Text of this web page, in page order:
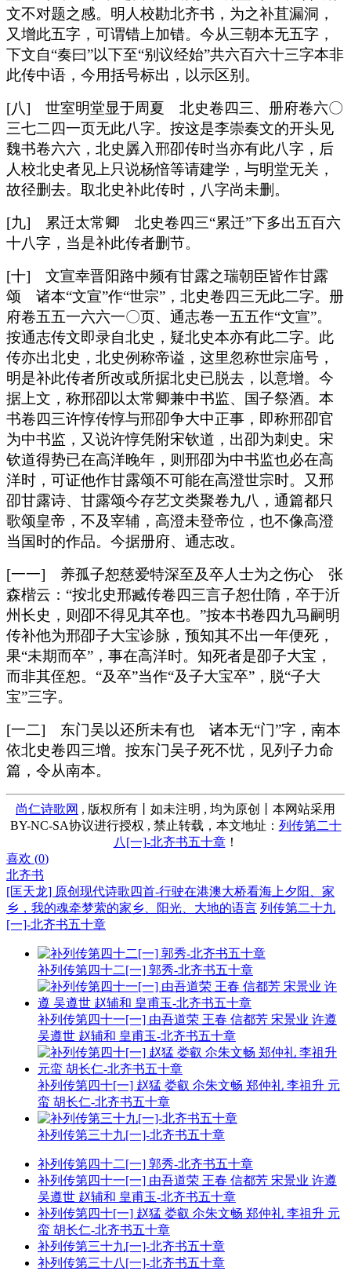
文不对题之感。明人校勘北齐书，为之补苴漏洞，
又增此五字，可谓错上加错。今从三朝本无五字，
下文自“奏曰”以下至“别议经始”共六百六十三字本非
此传中语，今用括号标出，以示区别。
[八] 世室明堂显于周夏 北史卷四三、册府卷六〇
三七二四一页无此八字。按这是李崇奏文的开头见
魏书卷六六，北史羼入邢卲传时当亦有此八字，后
人校北史者见上只说杨愔等请建学，与明堂无关，
故径删去。取北史补此传时，八字尚未删。
[九] 累迁太常卿 北史卷四三“累迁”下多出五百六
十八字，当是补此传者删节。
[十] 文宣幸晋阳路中频有甘露之瑞朝臣皆作甘露
颂 诸本“文宣”作“世宗”，北史卷四三无此二字。册
府卷五五一六六一〇页、通志卷一五五作“文宣”。
按通志传文即录自北史，疑北史本亦有此二字。此
传亦出北史，北史例称帝谥，这里忽称世宗庙号，
明是补此传者所改或所据北史已脱去，以意增。今
据上文，称邢卲以太常卿兼中书监、国子祭酒。本
书卷四三许惇传惇与邢卲争大中正事，即称邢卲官
为中书监，又说许惇凭附宋钦道，出卲为刺史。宋
钦道得势已在高洋晚年，则邢卲为中书监也必在高
洋时，可证他作甘露颂不可能在高澄世宗时。又邢
卲甘露诗、甘露颂今存艺文类聚卷九八，通篇都只
歌颂皇帝，不及宰辅，高澄未登帝位，也不像高澄
当国时的作品。今据册府、通志改。
[一一] 养孤子恕慈爱特深至及卒人士为之伤心 张
森楷云：“按北史邢臧传卷四三言子恕仕隋，卒于沂
州长史，则卲不得见其卒也。”按本书卷四九马嗣明
传补他为邢卲子大宝诊脉，预知其不出一年便死，
果“未期而卒”，事在高洋时。知死者是卲子大宝，
而非其侄恕。“及卒”当作“及子大宝卒”，脱“子大
宝”三字。
[一二] 东门吴以还所未有也 诸本无“门”字，南本
依北史卷四三增。按东门吴子死不忧，见列子力命
篇，令从南本。
尚仁诗歌网 , 版权所有丨如未注明 , 均为原创丨本网站采用
BY-NC-SA协议进行授权 , 禁止转载，本文地址： 列传第二十
八[一]-北齐书五十章！
喜欢 (0)
北齐书
[匡天龙] 原创现代诗歌四首-行驶在港澳大桥看海上夕阳、家
乡，我的魂牵梦萦的家乡、阳光、大地的语言 列传第二十九
[一]-北齐书五十章
补列传第四十二[一] 郭秀-北齐书五十章
补列传第四十一[一] 由吾道荣 王春 信都芳 宋景业 许遵
吴遵世 赵辅和 皇甫玉-北齐书五十章
补列传第四十[一] 赵猛 娄叡 尒朱文畅 郑仲礼 李祖升 元
蛮 胡长仁-北齐书五十章
补列传第三十九[一]-北齐书五十章
补列传第四十二[一] 郭秀-北齐书五十章
补列传第四十一[一] 由吾道荣 王春 信都芳 宋景业 许遵
吴遵世 赵辅和 皇甫玉-北齐书五十章
补列传第四十[一] 赵猛 娄叡 尒朱文畅 郑仲礼 李祖升 元
蛮 胡长仁-北齐书五十章
补列传第三十九[一]-北齐书五十章
补列传第三十八[一]-北齐书五十章